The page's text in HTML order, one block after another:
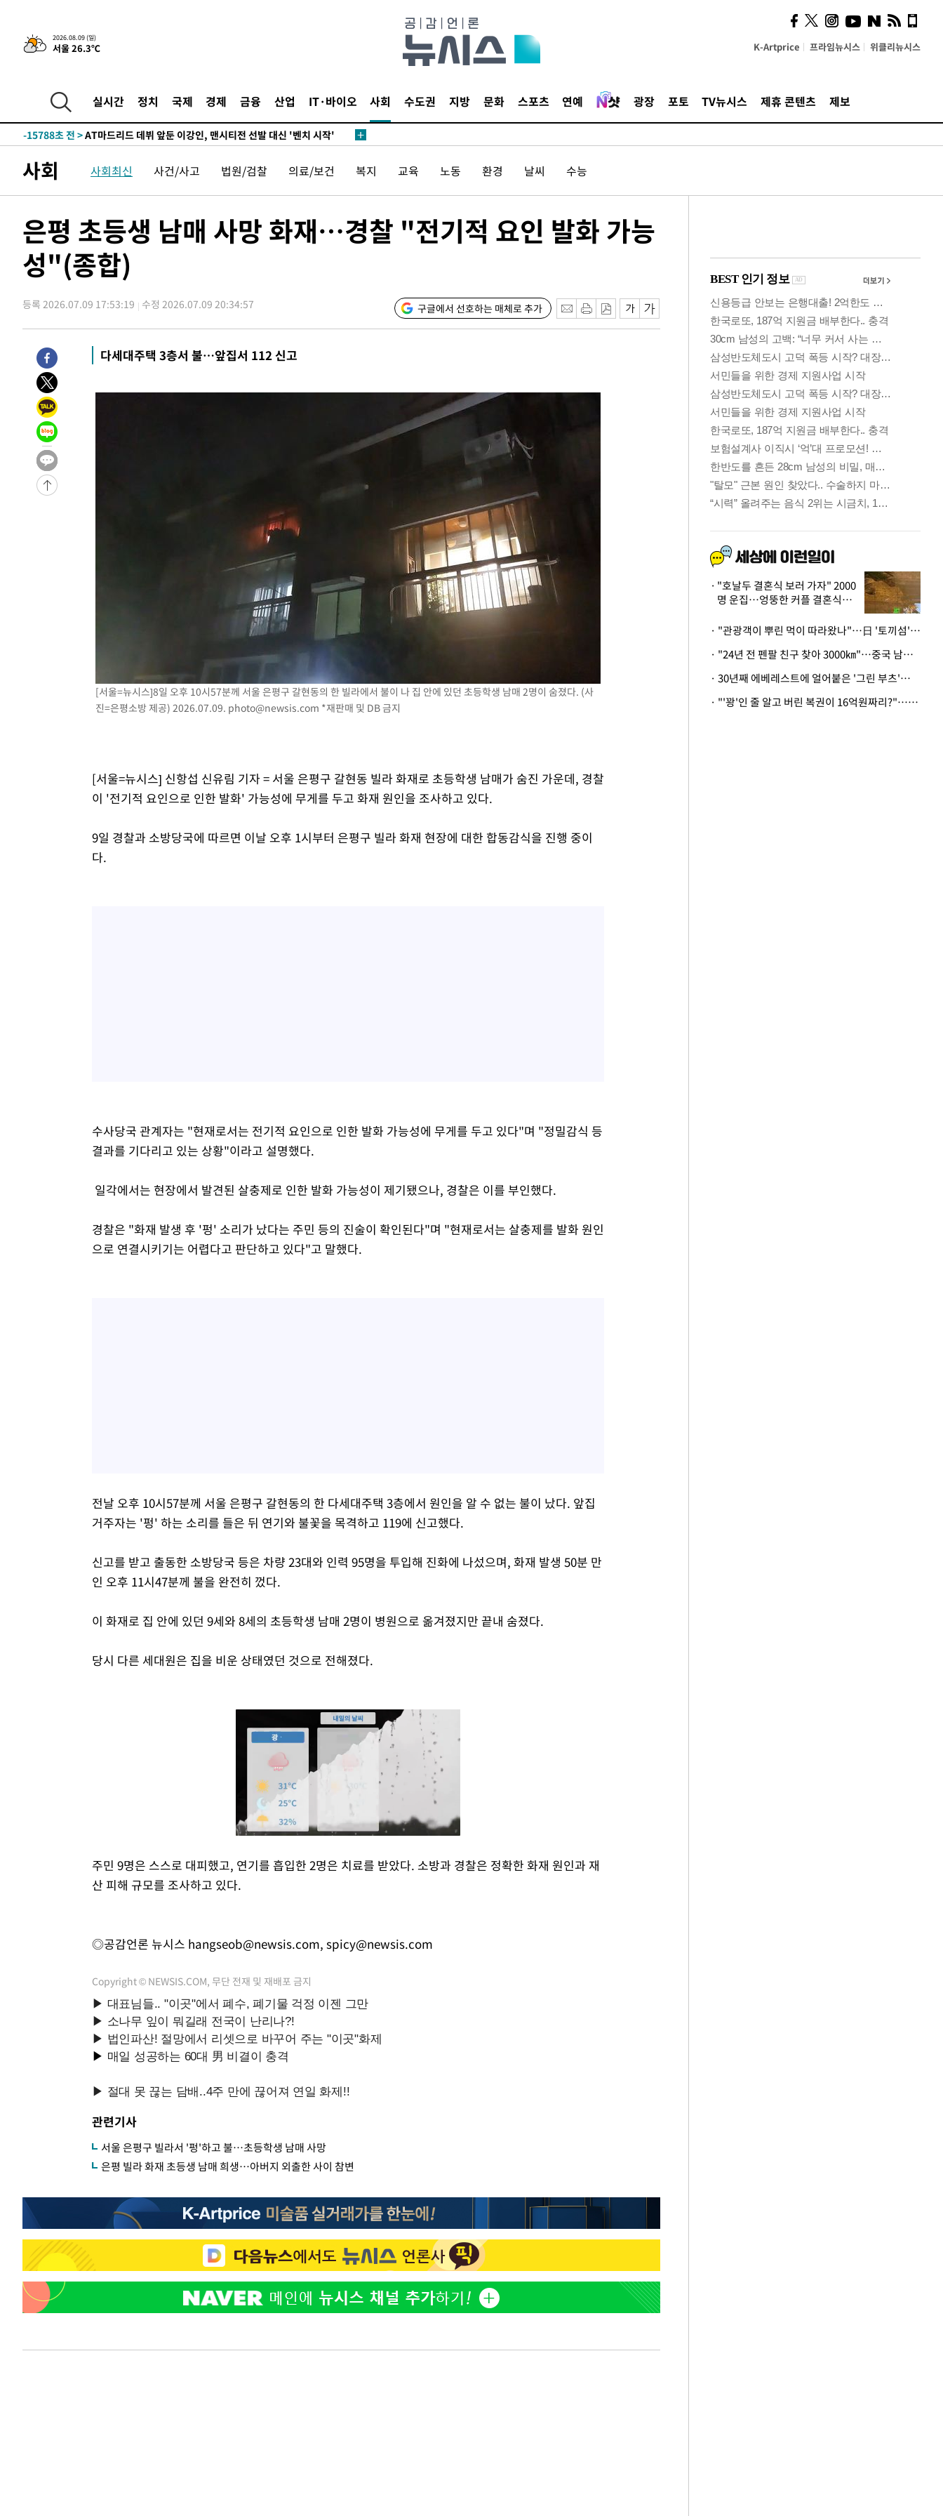
2026.08.09 (일)
서울 26.3℃ K-Artprice 프라임뉴시스 위클리뉴시스
실시간 정치 국제 경제 금융 산업 IT·바이오 사회 수도권 지방 문화 스포츠 연예 광장 포토 TV뉴시스 제휴 콘텐츠 제보
-24786초 전 >[속보]'AT마드리드 7번' 이강인, 맨시티 상대로 비공식 데뷔전
-18442초 전 >
태풍 돌핀, 중 저장성 타이저우시 해안에 상륙 (1보)
-15788초 전 >AT마드리드 데뷔 앞둔 이강인, 맨시티전 선발 대신 '벤치 시작'
-14418초 전 >[속보]與 강원·TK 당원투표 합산 김민석 48.54%로 승리…정청래
44.40%
-13752초 전 >
與 강원·TK 당원투표 합산 김민석 46.01%로 승리…정청래
44.53%
-13592초 전 >
45.71%
-13301초 전 >[속보]與 당대표 경선, 대구 권리당원 투표 정청래 47.82%·김민석
46.35%
-13098초 전 >[속보]與 당대표 경선, 강원 권리당원 투표 김민석 승리…50.30%
득표
-11016초 전 >"일본축구협회, 대한축구협회 성 접대 의혹 심판 조사"
-3658초 전 >
[속보]장은수, KLPGA 제주삼다수 역전 우승…데뷔 10년 차에 첫 정
상
16분 전 >"얼마나 더웠으면"…안동 물길공원서 헤엄친 구렁이 '소동'
-31368초 전 > 시메오네 감독 "이강인 다재다능한 선수…다양한 역할 맡길 것"
-27809초 전 >
-27565초 전 >
-25304초 전 >
-24806초 전 >
-22870초 전 >
-19466초 전 >
-18462초 전 >
AT마드리드 데뷔 앞둔 이강인, 맨시티전 선발 대신 '벤치 시작'
[속보]與 강원·TK 당원투표 합산 김민석 48.54%로 승리…정청래
與 강원·TK 당원투표 합산 김민석 46.01%로 승리…정청래
[속보]與전대 권리당원투표…강원·경북 김민석, 대구 정청래 승리
[속보]與 당대표 경선, 경북 권리당원 투표 김민석 47.37%·정청래
[속보]與 당대표 경선, 대구 권리당원 투표 정청래 47.82%·김민석
[속보]與 당대표 경선, 강원 권리당원 투표 김민석 승리…50.30%
"일본축구협회, 대한축구협회 성 접대 의혹 심판 조사"
[속보]장은수, KLPGA 제주삼다수 역전 우승…데뷔 10년 차에 첫 정
"얼마나 더웠으면"…안동 물길공원서 헤엄친 구렁이 '소동'
손흥민, 68분 뛰고 2경기 침묵…LAFC, 톨루카에 1-0 승리(종합)
사회 사회최신 사건/사고 법원/검찰 의료/보건 복지 교육 노동 환경 날씨 수능
은평 초등생 남매 사망 화재…경찰 "전기적 요인 발화 가능
성"(종합)
등록 2026.07.09 17:53:19 수정 2026.07.09 20:34:57 구글에서 선호하는 매체로 추가
다세대주택 3층서 불…앞집서 112 신고
[서울=뉴시스]8일 오후 10시57분께 서울 은평구 갈현동의 한 빌라에서 불이 나 집 안에 있던 초등학생 남매 2명이 숨졌다. (사
진=은평소방 제공) 2026.07.09. photo@newsis.com *재판매 및 DB 금지
[서울=뉴시스] 신항섭 신유림 기자 = 서울 은평구 갈현동 빌라 화재로 초등학생 남매가 숨진 가운데, 경찰
이 '전기적 요인으로 인한 발화' 가능성에 무게를 두고 화재 원인을 조사하고 있다.
9일 경찰과 소방당국에 따르면 이날 오후 1시부터 은평구 빌라 화재 현장에 대한 합동감식을 진행 중이
다.
수사당국 관계자는 "현재로서는 전기적 요인으로 인한 발화 가능성에 무게를 두고 있다"며 "정밀감식 등
결과를 기다리고 있는 상황"이라고 설명했다.
일각에서는 현장에서 발견된 살충제로 인한 발화 가능성이 제기됐으나, 경찰은 이를 부인했다.
경찰은 "화재 발생 후 '펑' 소리가 났다는 주민 등의 진술이 확인된다"며 "현재로서는 살충제를 발화 원인
으로 연결시키기는 어렵다고 판단하고 있다"고 말했다.
전날 오후 10시57분께 서울 은평구 갈현동의 한 다세대주택 3층에서 원인을 알 수 없는 불이 났다. 앞집
거주자는 '펑' 하는 소리를 들은 뒤 연기와 불꽃을 목격하고 119에 신고했다.
신고를 받고 출동한 소방당국 등은 차량 23대와 인력 95명을 투입해 진화에 나섰으며, 화재 발생 50분 만
인 오후 11시47분께 불을 완전히 껐다.
이 화재로 집 안에 있던 9세와 8세의 초등학생 남매 2명이 병원으로 옮겨졌지만 끝내 숨졌다.
당시 다른 세대원은 집을 비운 상태였던 것으로 전해졌다.
주민 9명은 스스로 대피했고, 연기를 흡입한 2명은 치료를 받았다. 소방과 경찰은 정확한 화재 원인과 재
산 피해 규모를 조사하고 있다.
◎공감언론 뉴시스 hangseob@newsis.com, spicy@newsis.com
Copyright © NEWSIS.COM, 무단 전재 및 재배포 금지
관련기사
서울 은평구 빌라서 '펑'하고 불…초등학생 남매 사망
은평 빌라 화재 초등생 남매 희생…아버지 외출한 사이 참변
사이 해답 찾았죠"…알을
깨고 나온 '초자아'
"호날두 결혼식 보러 가자" 2000
명 운집…엉뚱한 커플 결혼식에
· "관광객이 뿌린 먹이 따라왔나"…日 '토끼섬' 멧돼지, 토끼까지 사냥
· "24년 전 펜팔 친구 찾아 3000㎞"…중국 남성 사연에 '뭉클'
· 30년째 에베레스트에 얼어붙은 '그린 부츠'…드디어 가족 품으로
· "'꽝'인 줄 알고 버린 복권이 16억원짜리?"…극적으로 되찾은 사연